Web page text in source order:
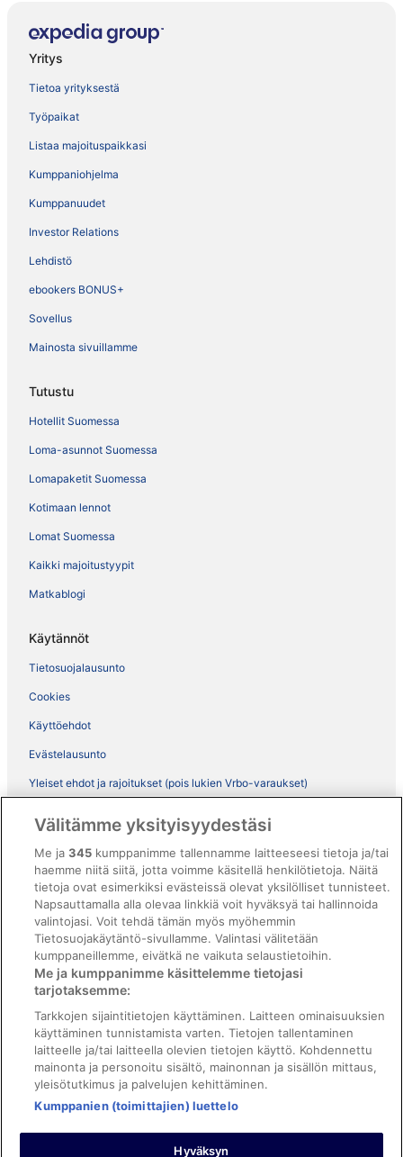
Yritys
Tietoa yrityksestä
Työpaikat
Listaa majoituspaikkasi
Kumppaniohjelma
Kumppanuudet
Investor Relations
Lehdistö
ebookers BONUS+
Sovellus
Mainosta sivuillamme
Tutustu
Hotellit Suomessa
Loma-asunnot Suomessa
Lomapaketit Suomessa
Kotimaan lennot
Lomat Suomessa
Kaikki majoitustyypit
Matkablogi
Käytännöt
Tietosuojalausunto
Cookies
Käyttöehdot
Evästelausunto
Yleiset ehdot ja rajoitukset (pois lukien Vrbo-varaukset)
ebookers BONUS+ -ohjelman ehdot
Oikeudelliset tiedot / ota meihin yhteyttä
Sisältövaatimukset ja ilmoituksen tekeminen sisällöstä
Tuki
Ota yhteyttä
Varauksen muuttaminen tai peruuttaminen
Varaa lento lentoyhtiön hyvityskupongeilla
Hyvityksen hakeminen ja aikarajat
Välitämme yksityisyydestäsi
Me ja345 kumppanimme tallennamme laitteeseesi tietoja ja/tai
haemme niitä siitä, jotta voimme käsitellä henkilötietoja. Näitä
tietoja ovat esimerkiksi evästeissä olevat yksilölliset tunnisteet.
Napsauttamalla alla olevaa linkkiä voit hyväksyä tai hallinnoida
valintojasi. Voit tehdä tämän myös myöhemmin
Tietosuojakäytäntö-sivullamme. Valintasi välitetään
kumppaneillemme, eivätkä ne vaikuta selaustietoihin.
Me ja kumppanimme käsittelemme tietojasi
tarjotaksemme:
Tarkkojen sijaintitietojen käyttäminen. Laitteen ominaisuuksien
käyttäminen tunnistamista varten. Tietojen tallentaminen
laitteelle ja/tai laitteella olevien tietojen käyttö. Kohdennettu
mainonta ja personoitu sisältö, mainonnan ja sisällön mittaus,
yleisötutkimus ja palvelujen kehittäminen.
Kumppanien (toimittajien) luettelo
Hyväksyn